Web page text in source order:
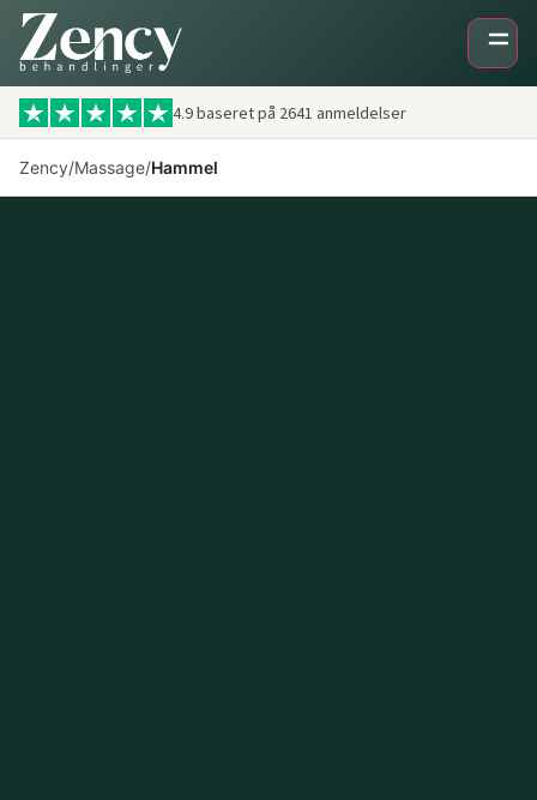
4.9 baseret på 2641 anmeldelser
Zency/Massage/Hammel